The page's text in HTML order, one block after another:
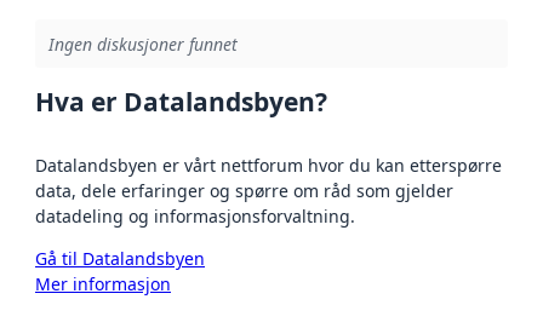
Ingen diskusjoner funnet
Hva er Datalandsbyen?
Datalandsbyen er vårt nettforum hvor du kan etterspørre
data, dele erfaringer og spørre om råd som gjelder
datadeling og informasjonsforvaltning.
Gå til Datalandsbyen
Mer informasjon